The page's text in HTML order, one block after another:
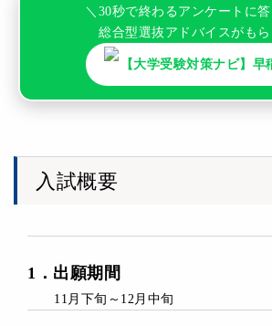
＼30秒で終わるアンケートに
総合型選抜アドバイスがもら
【大学受験対策ナビ】早
入試概要
1 ． 出願期間
11月下旬～12月中旬